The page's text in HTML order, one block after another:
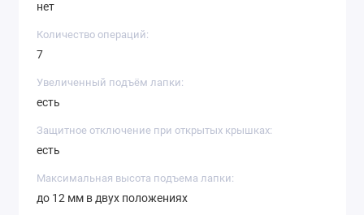
нет
Количество операций:
7
Увеличенный подъём лапки:
есть
Защитное отключение при открытых крышках:
есть
Максимальная высота подъема лапки:
до 12 мм в двух положениях